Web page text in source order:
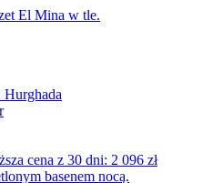
Hurghada
cena z 30 dni: 2 096 zł